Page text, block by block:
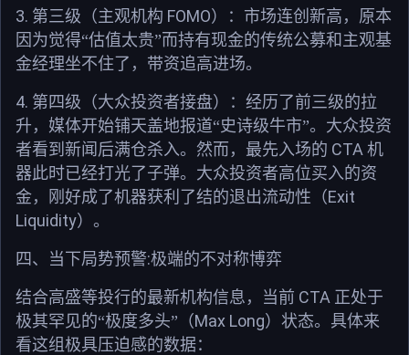
3. 第三级（主观机构 FOMO）： 市场连创新高，原本
因为觉得“估值太贵”而持有现金的传统公募和主观基
金经理坐不住了，带资追高进场。
4. 第四级（大众投资者接盘）： 经历了前三级的拉
升，媒体开始铺天盖地报道“史诗级牛市”。大众投资
者看到新闻后满仓杀入。然而，最先入场的 CTA 机
器此时已经打光了子弹。大众投资者高位买入的资
金，刚好成了机器获利了结的退出流动性（Exit
Liquidity）。
四、当下局势预警:极端的不对称博弈
结合高盛等投行的最新机构信息，当前 CTA 正处于
极其罕见的“极度多头”（Max Long）状态。具体来
看这组极具压迫感的数据：